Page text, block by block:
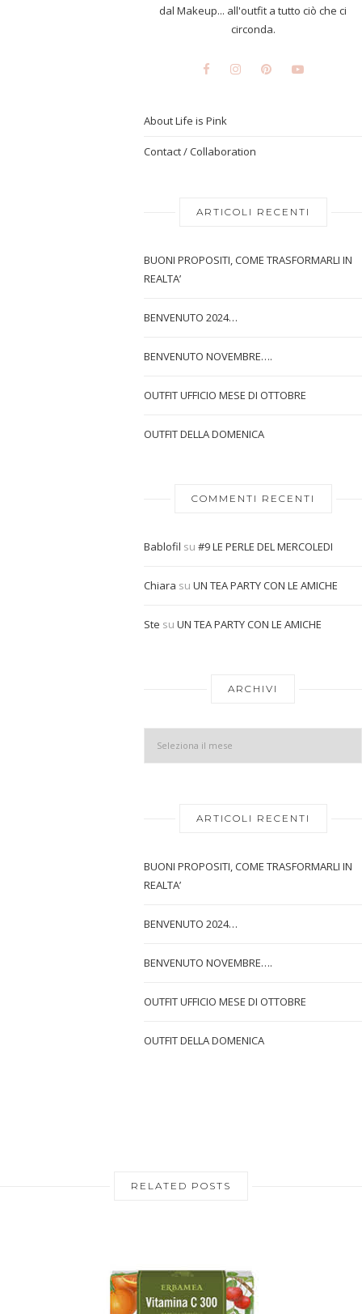
dal Makeup... all'outfit a tutto ciò che ci
circonda.
About Life is Pink
Contact / Collaboration
ARTICOLI RECENTI
BUONI PROPOSITI, COME TRASFORMARLI IN
REALTA’
BENVENUTO 2024…
BENVENUTO NOVEMBRE….
OUTFIT UFFICIO MESE DI OTTOBRE
OUTFIT DELLA DOMENICA
COMMENTI RECENTI
Bablofil su #9 LE PERLE DEL MERCOLEDI
Chiara su UN TEA PARTY CON LE AMICHE
Ste su UN TEA PARTY CON LE AMICHE
ARCHIVI
ARTICOLI RECENTI
BUONI PROPOSITI, COME TRASFORMARLI IN
REALTA’
BENVENUTO 2024…
BENVENUTO NOVEMBRE….
OUTFIT UFFICIO MESE DI OTTOBRE
OUTFIT DELLA DOMENICA
RELATED POSTS